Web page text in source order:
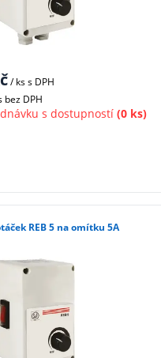
/ kss DPH
bez DPH
s dostupností(0 ks)
REB 5 na omítku 5A